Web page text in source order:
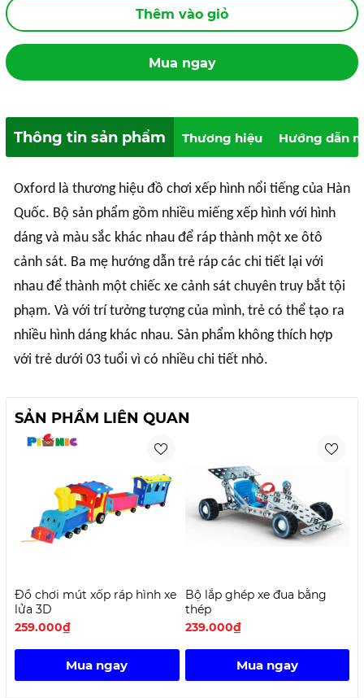
Thêm vào giỏ
Mua ngay
Thông tin sản phẩm Thương hiệu Hướng dẫn
Oxford là thương hiệu đồ chơi xếp hình nổi tiếng của Hàn
Quốc. Bộ sản phẩm gồm nhiều miếng xếp hình với hình
dáng và màu sắc khác nhau để ráp thành một xe ôtô
cảnh sát. Ba mẹ hướng dẫn trẻ ráp các chi tiết lại với
nhau để thành một chiếc xe cảnh sát chuyên truy bắt tội
phạm. Và với trí tưởng tượng của mình, trẻ có thể tạo ra
nhiều hình dáng khác nhau. Sản phẩm không thích hợp
với trẻ dưới 03 tuổi vì có nhiều chi tiết nhỏ.
SẢN PHẨM LIÊN QUAN
Đồ chơi mút xốp ráp hình xe
lửa 3D
259.000₫
Mua ngay
Bộ lắp ghép xe đua bằng
thép
239.000₫
Mua ngay